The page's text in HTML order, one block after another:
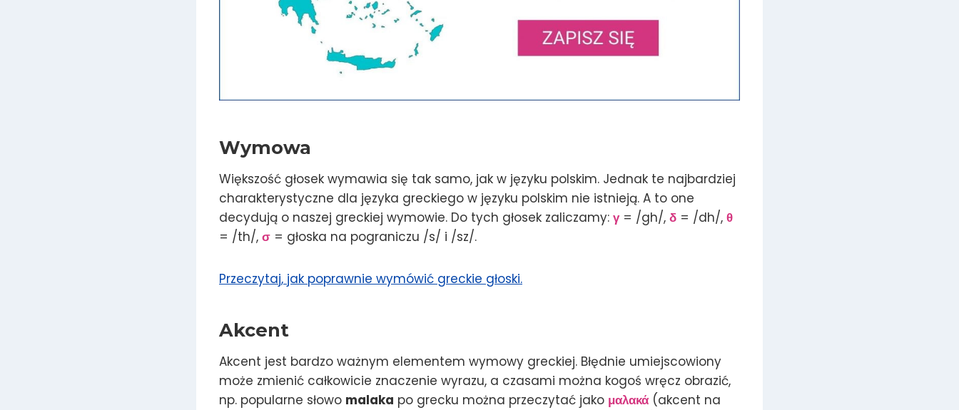
Wymowa
Większość głosek wymawia się tak samo, jak w języku polskim. Jednak te najbardziej
charakterystyczne dla języka greckiego w języku polskim nie istnieją. A to one
decydują o naszej greckiej wymowie. Do tych głosek zaliczamy: γ= /gh/, δ = /dh/, θ
= /th/, σ = głoska na pograniczu /s/ i /sz/.
Przeczytaj, jak poprawnie wymówić greckie głoski.
Akcent
Akcent jest bardzo ważnym elementem wymowy greckiej. Błędnie umiejscowiony
może zmienić całkowicie znaczenie wyrazu, a czasami można kogoś wręcz obrazić,
np. popularne słowo malaka po grecku można przeczytać jako μαλακά (akcent na